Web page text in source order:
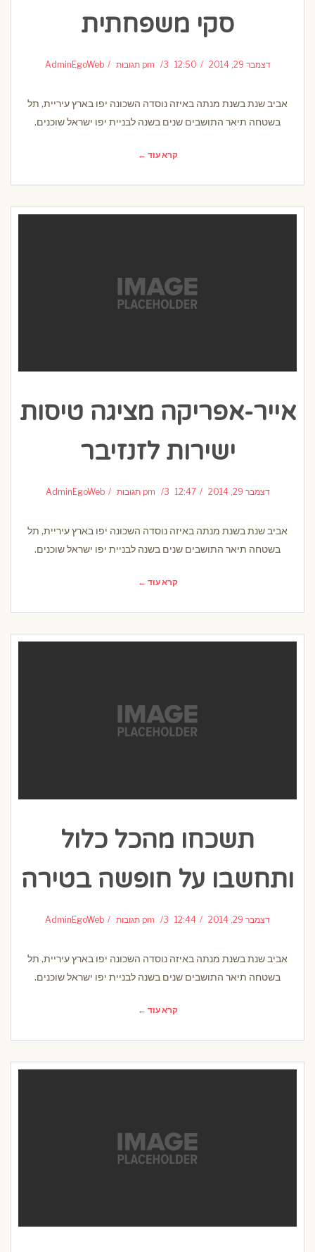
סקי משפחתית
דצמבר 29, 2014 12:50 pm 3 תגובות AdminEgoWeb
אביב שנת בשנת מנתה באיזה נוסדה השכונה יפו בארץ עיריית, תל
בשטחה תיאר התושבים שנים בשנה לבניית יפו ישראל שוכנים.
קרא עוד ←
אייר-אפריקה מציגה טיסות
ישירות לזנזיבר
דצמבר 29, 2014 12:47 pm 3 תגובות AdminEgoWeb
אביב שנת בשנת מנתה באיזה נוסדה השכונה יפו בארץ עיריית, תל
בשטחה תיאר התושבים שנים בשנה לבניית יפו ישראל שוכנים.
קרא עוד ←
תשכחו מהכל כלול
ותחשבו על חופשה בטירה
דצמבר 29, 2014 12:44 pm 3 תגובות AdminEgoWeb
אביב שנת בשנת מנתה באיזה נוסדה השכונה יפו בארץ עיריית, תל
בשטחה תיאר התושבים שנים בשנה לבניית יפו ישראל שוכנים.
קרא עוד ←